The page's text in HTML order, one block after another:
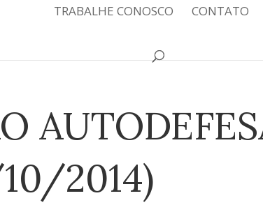
TRABALHE CONOSCO CONTATO
2014)